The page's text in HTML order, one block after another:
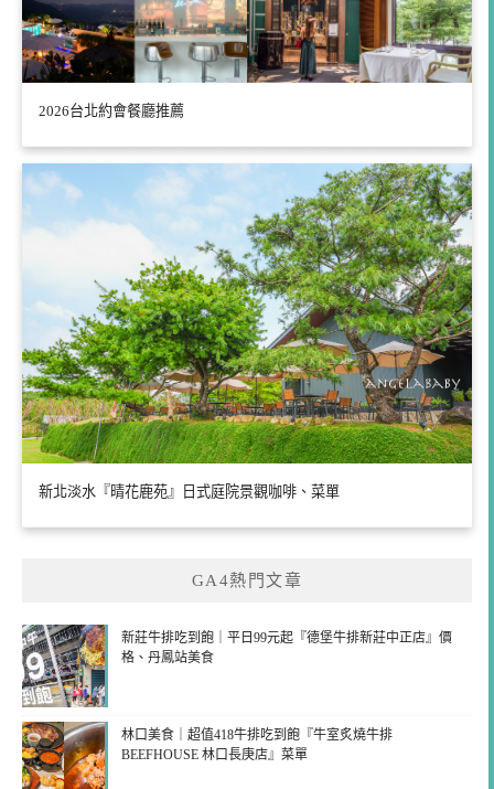
2026台北約會餐廳推薦
新北淡水『晴花鹿苑』日式庭院景觀咖啡、菜單
GA4熱門文章
新莊牛排吃到飽｜平日99元起『德堡牛排新莊中正店』價
格、丹鳳站美食
林口美食｜超值418牛排吃到飽『牛室炙燒牛排
BEEFHOUSE 林口長庚店』菜單